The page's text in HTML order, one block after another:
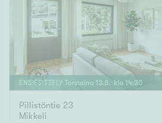
ENSIESITTELY Torstaina 13.8. klo 14:30
Pillistöntie 23
Mikkeli